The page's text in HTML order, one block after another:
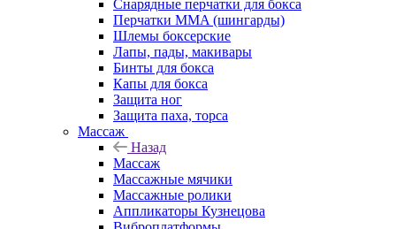
Снарядные перчатки для бокса
Перчатки MMA (шингарды)
Шлемы боксерские
Лапы, пады, макивары
Бинты для бокса
Капы для бокса
Защита ног
Защита паха, торса
Массаж
Назад
Массаж
Массажные мячики
Массажные ролики
Аппликаторы Кузнецова